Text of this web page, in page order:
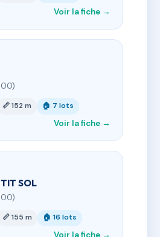
Voir la fiche →
📏 152 m 🏠 7 lots
Voir la fiche →
SOL
📏 155 m 🏠 16 lots
Voir la fiche →